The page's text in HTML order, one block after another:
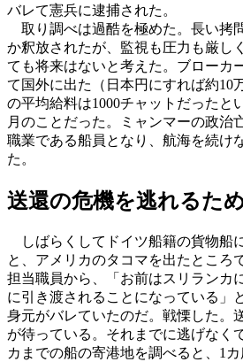
バレて憲兵に逮捕された。
取り調べは過酷を極めた。長い拷
か釈放されたが、監視も圧力も厳し
ても将来はないと考えた。ブローカ
て国外に出た（日本円にすれば約10
の平均給料は1000チャットだったと
月のことだった。ミャンマーの政治
職業である船員となり、航海を続け
た。
送還の危機を逃れるた
しばらくしてドイツ船籍の貨物船
と、アメリカのタコマを出たところ
担当職員から、「お前はスリランカ
に引き渡されることになっている」
身元がバレていたのだ。戦慄した。
が待っている。それまでに逃げなく
カまでの船の寄港地を調べると、1